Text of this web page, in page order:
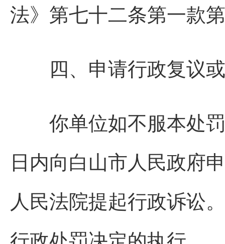
法》第七十二条第一款
四、申请行政复议或
你单位如不服本处罚
日内向白山市人民政府
人民法院提起行政诉讼